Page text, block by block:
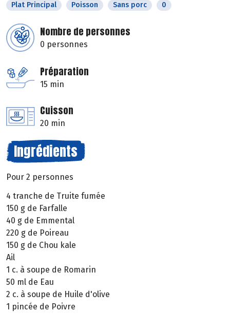
Plat Principal Poisson Sans porc 0
Nombre de personnes
0 personnes
Préparation
15 min
Cuisson
20 min
Ingrédients
Pour 2 personnes
4 tranche de Truite fumée
150 g de Farfalle
40 g de Emmental
220 g de Poireau
150 g de Chou kale
Ail
1 c. à soupe de Romarin
50 ml de Eau
2 c. à soupe de Huile d'olive
1 pincée de Poivre